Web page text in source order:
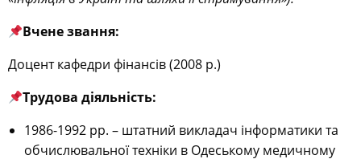
Вчене звання:
Доцент кафедри фінансів (2008 р.)
Трудова діяльність:
1986-1992 рр. – штатний викладач інформатики та
обчислювальної техніки в Одеському медичному